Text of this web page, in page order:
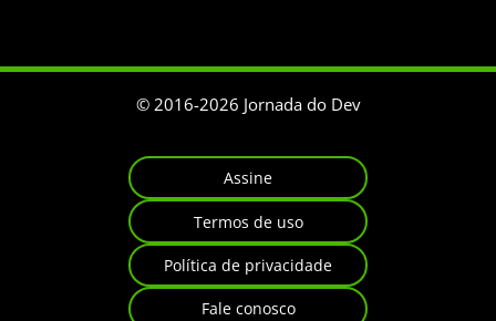
© 2016-2026 Jornada do Dev
Assine
Termos de uso
Política de privacidade
Fale conosco